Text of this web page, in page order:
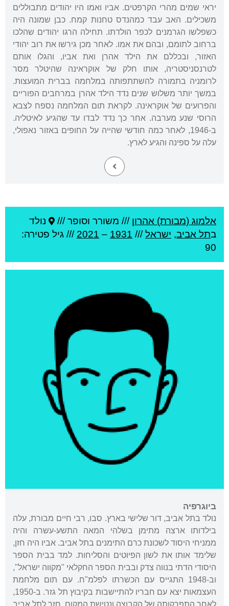
יראי שמים מהרי הקרפטים. אביו ואמו היו יהודים מתבוללים
משכילים. האב עבד כמהנדס טחנות קמח. כבן שמונה היה
כשפלשו הגרמנים לכפר הולדתו. תחילה הרגו יהודים שהלכו
ברחוב לתומם, ובהם את אמו. לאחר מכן גירשו את רוב יהודי
האזור, ובכללם את הילד אהרן ואת אביו, והגלו אותם
לטרנסניסטריה, אותו חלק של אוקראינה שהיטלר מסר
לרומניה בתמורה להשתתפותה במלחמה בברית המועצות.
במשך יותר משלוש שנים נדד הילד אהרן במרחבים הפוריים
והפרועים של אוקראינה. לקראת תום המלחמה נספח לצבא
הרוסי שנע מערבה. אחר כך נדד לבדו עד שהגיע לאיטליה.
ב-1946, לאחר כמה חודשי שהייה על החופים באזור נאפולי,
עלה על ספינה והגיע לארץ.
אלמוג (מבורת) אהרון /// משורר וסופר ///
נולד
בתל אביב, ישראל///
1931
–
2021 /// גיל פטירה:
90
ביוגרפיה
נולד בתל אביב, דור שלישי בארץ. סבו, רבי חיים מבורת, עלה
בילדותו ארצה מתימן בשלהי המאה התשע-עשרה והיה
ממניחי היסוד לשכונת כרם התימנים בתל אביב. אביו היה חזן,
שלימד אותו את לשון הפיוטים והסליחות. למד בבית הספר
היסודי הדתי בנווה צדק ובבית הספר החקלאי "מקווה ישראל",
וב-1948 התגייס עם הכשרתו לפלמ"ח. עם תום מלחמת
העצמאות יצא עם חבריו להתיישבות בקיבוץ תל גזר. ב-1950,
לאחר התפרקותה של הקבוצה ונטישת המקום, חזר לתל אביב